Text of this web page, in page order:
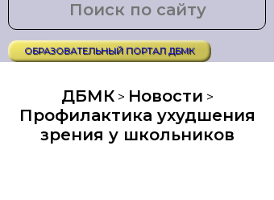
ОБРАЗОВАТЕЛЬНЫЙ ПОРТАЛ ДБМК
ДБМК> Новости >
Профилактика ухудшения
зрения у школьников